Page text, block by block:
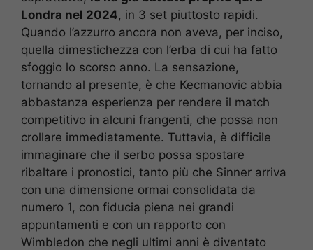
Londra nel 2024, in 3 set piuttosto rapidi.
Quando l’azzurro ancora non aveva, per inciso,
quella dimestichezza con l’erba di cui ha fatto
sfoggio lo scorso anno. La sensazione,
tornando al presente, è che Kecmanovic abbia
abbastanza esperienza per rendere il match
competitivo in alcuni frangenti, che possa non
crollare immediatamente. Tuttavia, è difficile
immaginare che il serbo possa spostare
ribaltare i pronostici, tanto più che Sinner arriva
con una dimensione ormai consolidata da
numero 1, con fiducia piena nei grandi
appuntamenti e con un rapporto con
Wimbledon che negli ultimi anni è diventato